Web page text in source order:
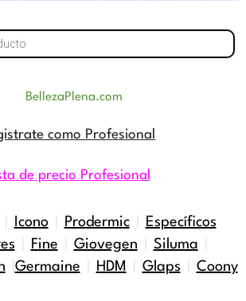
como Profesional
de precio Profesional
Icono| Prodermic|
Específicos
Fine Giovegen Siluma
Germaine HDM Glaps Coony